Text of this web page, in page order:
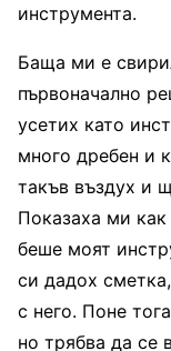
инструмента.
Баща ми е
първоначално
усетих като
много дребен и
такъв въздух и
Показаха ми как
беше моят
си дадох
с него. Поне
но трябва да се